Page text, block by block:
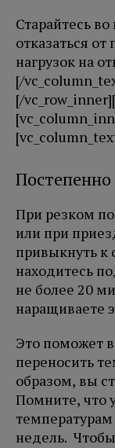
Старайтесь
отказаться
нагрузок на
[/
[/
При резком
или при
привыкнуть к
находитесь
не более 20
наращиваете
Это поможет
переносить
образом, вы
Помните, что
недель.